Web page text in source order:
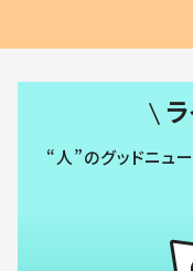
“人”のグッドニュ